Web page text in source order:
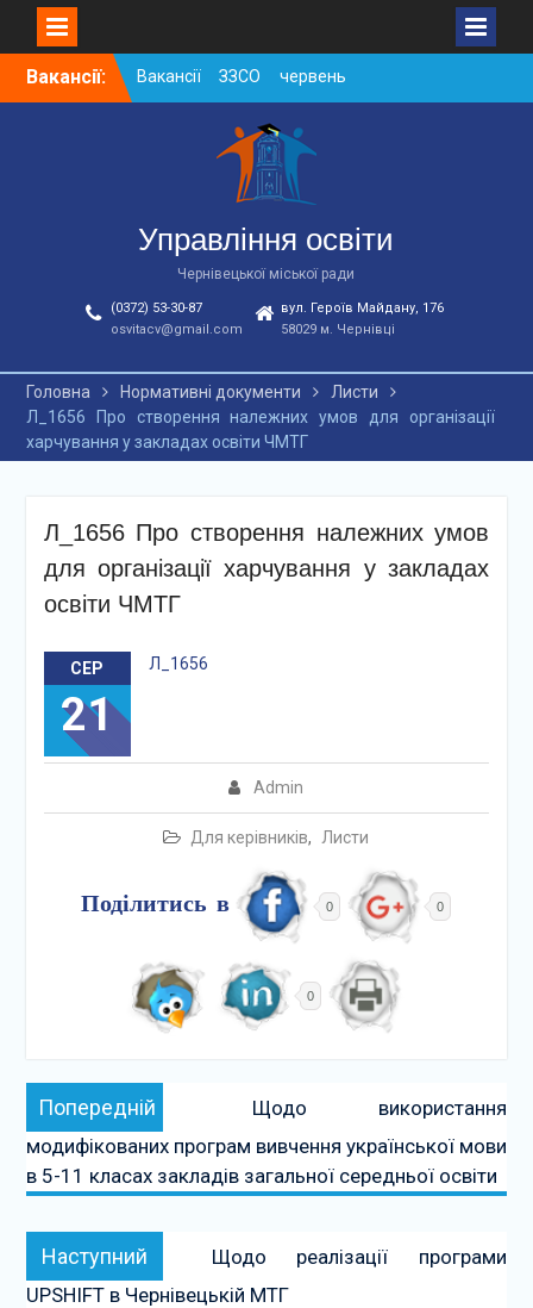
SkipВакансії:
Вакансії ЗЗСО червень
2026
Вакансії у ЗДО та
дошкільних підрозділах
ЗЗСО станом на
01.08.2026 р.
Вакансії ЗЗСО серпень
2026
Управління освіти
Чернівецької міської ради
(0372) 53-30-87
osvitacv@gmail.com
вул. Героїв Майдану, 176
58029 м. Чернівці
Головна Нормативні документи
Листи
Л_1656 Про створення належних умов для організації
харчування у закладах освіти ЧМТГ
Л_1656 Про створення належних умов
для організації харчування у закладах
освіти ЧМТГ
СЕР
21
Admin
Для керівників, Листи
Л_1656
Поділитись в 0 0
0
Навігація
записів
Попередній Попередній:
Щодо використання
модифікованих програм вивчення української мови
в 5-11 класах закладів загальної середньої освіти
Наступний Наступний:
Щодо реалізації програми
UPSHIFT в Чернівецькій МТГ